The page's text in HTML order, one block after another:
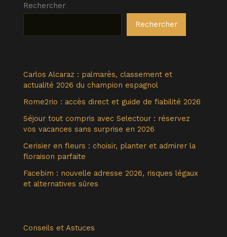
Rechercher
Rechercher
Carlos Alcaraz : palmarès, classement et
actualité 2026 du champion espagnol
Rome2rio : accès direct et guide de fiabilité 2026
Séjour tout compris avec Selectour : réservez
vos vacances sans surprise en 2026
Cerisier en fleurs : choisir, planter et admirer la
floraison parfaite
Facebim : nouvelle adresse 2026, risques légaux
et alternatives sûres
Conseils et Astuces